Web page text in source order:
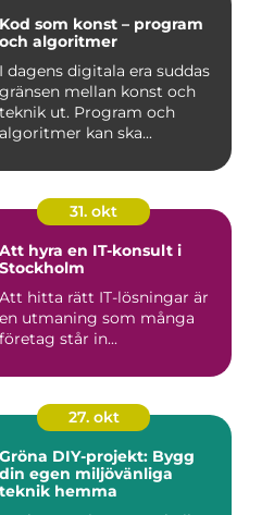
Kod som konst – program
och algoritmer
I dagens digitala era suddas
gränsen mellan konst och
teknik ut. Program och
algoritmer kan ska...
31. okt
Att hyra en IT-konsult i
Stockholm
Att hitta rätt IT-lösningar är
en utmaning som många
företag står in...
27. okt
Gröna DIY-projekt: Bygg
din egen miljövänliga
teknik hemma